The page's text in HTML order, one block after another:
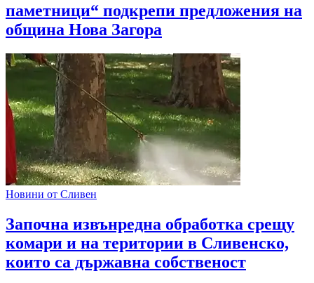
паметници“ подкрепи предложения на
община Нова Загора
Новини от Сливен
Започна извънредна обработка срещу
комари и на територии в Сливенско,
които са държавна собственост